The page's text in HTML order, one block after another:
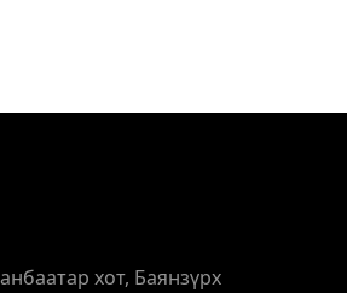
хот, Баянзүрх